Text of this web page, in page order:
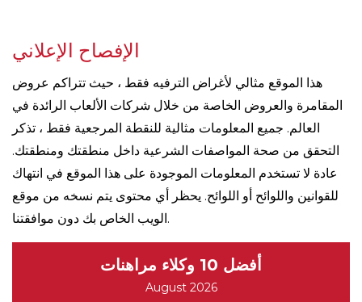
الإفصاح الإعلاني
هذا الموقع مثالي لأغراض الترفيه فقط ، حيث تتراكم عروض
المقامرة والعروض الخاصة من خلال شركات الألعاب الرائدة في
العالم. جميع المعلومات مثالية للنقطة المرجعية فقط ، تذكر
التحقق من صحة المواصفات الشرعية داخل منطقتك ومنطقتك.
عادة لا تستخدم المعلومات الموجودة على هذا الموقع في انتهاك
للقوانين واللوائح أو اللوائح. يحظر أي محتوى يتم نسخه من موقع
الويب الخاص بك دون موافقتنا.
أفضل 10 وكلاء مراهنات
August 2026